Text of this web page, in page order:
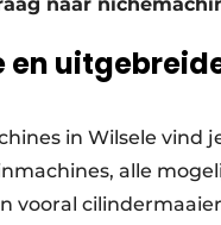
en
in Wilsele vind
alle
vooral